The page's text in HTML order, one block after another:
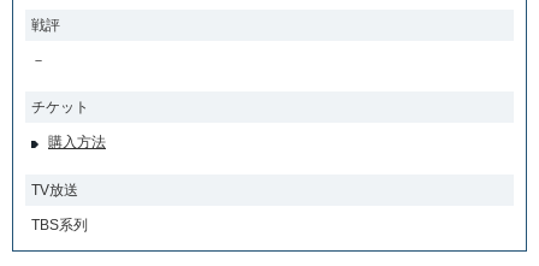
戦評
－
チケット
購入方法
TV放送
TBS系列